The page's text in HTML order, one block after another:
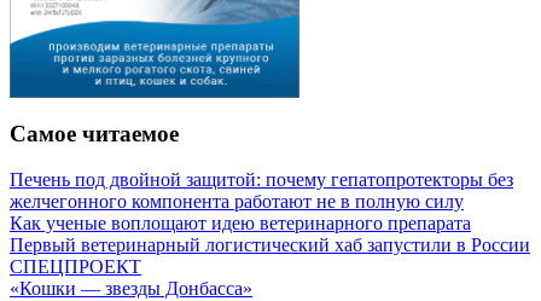
Самое читаемое
Печень под двойной защитой: почему гепатопротекторы без
желчегонного компонента работают не в полную силу
Как ученые воплощают идею ветеринарного препарата
Первый ветеринарный логистический хаб запустили в России
СПЕЦПРОЕКТ
«Кошки — звезды Донбасса»